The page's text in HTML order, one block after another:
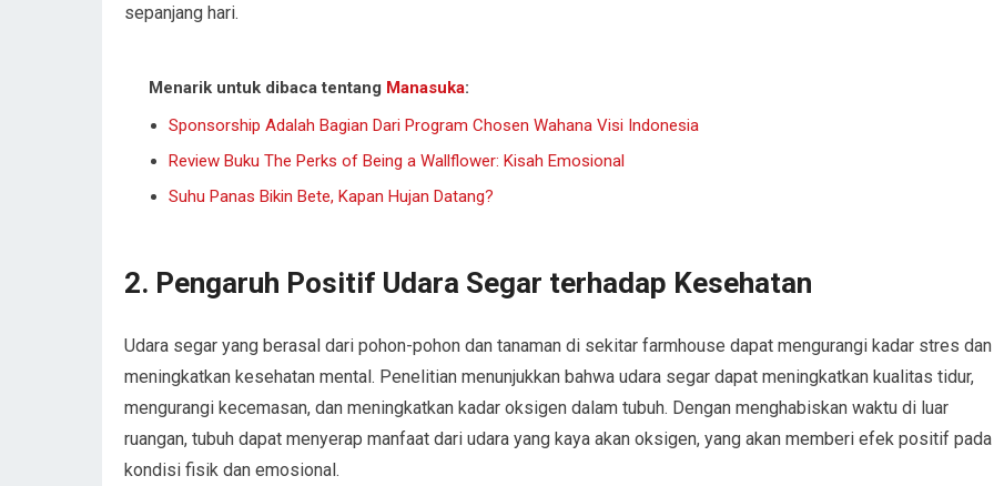
sepanjang hari.
Menarik untuk dibaca tentang Manasuka:
Sponsorship Adalah Bagian Dari Program Chosen Wahana Visi Indonesia
Review Buku The Perks of Being a Wallflower: Kisah Emosional
Suhu Panas Bikin Bete, Kapan Hujan Datang?
2. Pengaruh Positif Udara Segar terhadap Kesehatan
Udara segar yang berasal dari pohon-pohon dan tanaman di sekitar farmhouse dapat mengurangi kadar stres dan
meningkatkan kesehatan mental. Penelitian menunjukkan bahwa udara segar dapat meningkatkan kualitas tidur,
mengurangi kecemasan, dan meningkatkan kadar oksigen dalam tubuh. Dengan menghabiskan waktu di luar
ruangan, tubuh dapat menyerap manfaat dari udara yang kaya akan oksigen, yang akan memberi efek positif pada
kondisi fisik dan emosional.